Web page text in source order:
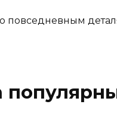
повседневным